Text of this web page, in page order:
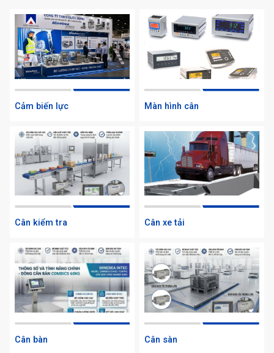
Cảm biến lực Màn hình cân
Cân kiểm tra Cân xe tải
Cân bàn Cân sàn